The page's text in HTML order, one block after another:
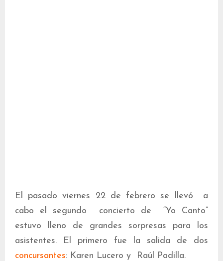
El pasado viernes 22 de febrero se llevó a
cabo el segundo concierto de “Yo Canto”
estuvo lleno de grandes sorpresas para los
asistentes. El primero fue la salida de dos
concursantes: Karen Lucero y Raúl Padilla.